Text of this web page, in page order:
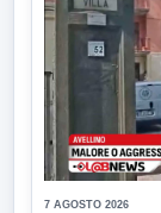
7 AGOSTO 2026